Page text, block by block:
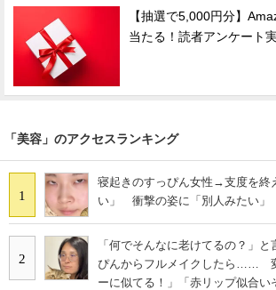
【抽選で5,000円分】
当たる！読者アンケート
「美容」のアクセスランキング
1
寝起きのすっぴん女性→支度を
い」 衝撃の姿に「別人みたい」
2
「何でそんなに老けてるの？」
ぴんからフルメイクしたら……
ーに似てる！」「赤リップ似合い